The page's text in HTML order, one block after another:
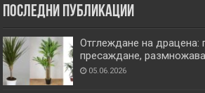
Последни публикации
Отглеждане на драцена:
пресаждане,
05.06.2026